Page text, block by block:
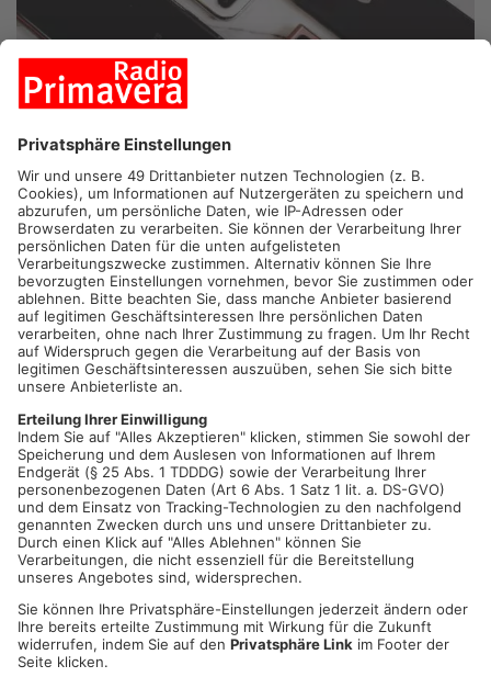
AMORBACH. In Amorbach und Schneeberg müssen einige
Handy-Nutzer mit Ausfällen von mobilem Internet rechnen.
Grund sind Wartungarbeiten der Telekom an einem
Sendemast. Einige Nutzer hatten sich bereits auf Facebook
über nicht funktionierendes Internet beschwert. Die Telekom
versichert allerdings, dass ab morgen Abend alles wieder
funktionieren sollte.
Artikel teilen
ANZEIGE
Mehr aus Kreis